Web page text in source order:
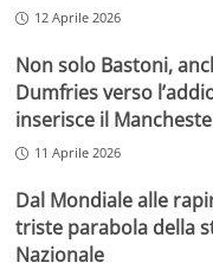
12 Aprile 2026
Non solo Bastoni,
Dumfries verso
inserisce il
11 Aprile 2026
Dal Mondiale alle
triste parabola della
Nazionale